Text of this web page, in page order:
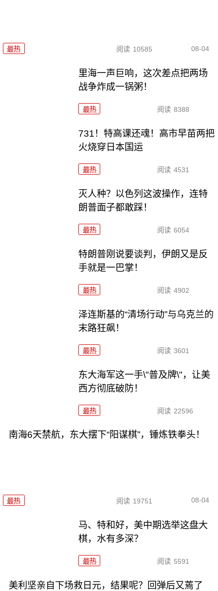
最热 阅读 10585 08-04
里海一声巨响，这次差点把两场
战争炸成一锅粥！
最热 阅读 8388
731！特高课还魂！高市早苗两把
火烧穿日本国运
最热 阅读 4531
灭人种？以色列这波操作，连特
朗普面子都敢踩！
最热 阅读 6054
特朗普刚说要谈判，伊朗又是反
手就是一巴掌！
最热 阅读 4902
泽连斯基的“清场行动”与乌克兰的
末路狂飙！
最热 阅读 3601
东大海军这一手\"普及牌\"，让美
西方彻底破防！
最热 阅读 22596
南海6天禁航，东大摆下“阳谋棋”，锤炼铁拳头！
最热 阅读 19751 08-04
马、特和好，美中期选举这盘大
棋，水有多深？
最热 阅读 5591
美利坚亲自下场救日元，结果呢？回弹后又蔫了